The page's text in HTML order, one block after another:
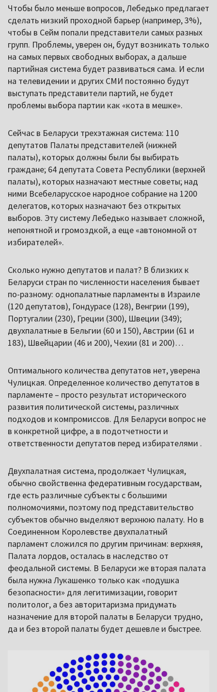
Чтобы было меньше вопросов, Лебедько предлагает
сделать низкий проходной барьер (например, 3%),
чтобы в Сейм попали представители самых разных
групп. Проблемы, уверен он, будут возникать только
на самых первых свободных выборах, а дальше
партийная система будет развиваться сама. И если
на телевидении и других СМИ постоянно будут
выступать представители партий, не будет
проблемы выбора партии как «кота в мешке».
Сейчас в Беларуси трехэтажная система: 110
депутатов Палаты представителей (нижней
палаты), которых должны были бы выбирать
граждане; 64 депутата Совета Республики (верхней
палаты), которых назначают местные советы; над
ними Всебеларусское народное собрание на 1200
делегатов, которых назначают без открытых
выборов. Эту систему Лебедько называет сложной,
непонятной и громоздкой, а еще «автономной от
избирателей».
Сколько нужно депутатов и палат? В близких к
Беларуси стран по численности населения бывает
по-разному: однопалатные парламенты в Израиле
(120 депутатов), Гондурасе (128), Венгрии (199),
Португалии (230), Греции (300), Швеции (349);
двухпалатные в Бельгии (60 и 150), Австрии (61 и
183), Швейцарии (46 и 200), Чехии (81 и 200)…
Оптимального количества депутатов нет, уверена
Чулицкая. Определенное количество депутатов в
парламенте – просто результат исторического
развития политической системы, различных
подходов и компромиссов. Для Беларуси вопрос не
в конкретной цифре, а в подотчетности и
ответственности депутатов перед избирателями .
Двухпалатная система, продолжает Чулицкая,
обычно свойственна федеративным государствам,
где есть различные субъекты с большими
полномочиями, поэтому под представительство
субъектов обычно выделяют верхнюю палату. Но в
Соединенном Королевстве двухпалатный
парламент сложился по другим причинам: верхняя,
Палата лордов, осталась в наследство от
феодальной системы. В Беларуси же вторая палата
была нужна Лукашенко только как «подушка
безопасности» для легитимизации, говорит
политолог, а без авторитаризма придумать
назначение для второй палаты в Беларуси трудно,
да и без второй палаты будет дешевле и быстрее.